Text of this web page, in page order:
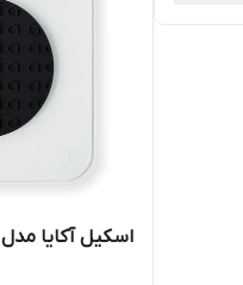
اسکیل آکایا مدل PEARL S